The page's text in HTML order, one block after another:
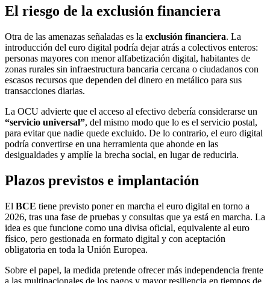
El riesgo de la exclusión financiera
Otra de las amenazas señaladas es la exclusión financiera. La
introducción del euro digital podría dejar atrás a colectivos enteros:
personas mayores con menor alfabetización digital, habitantes de
zonas rurales sin infraestructura bancaria cercana o ciudadanos con
escasos recursos que dependen del dinero en metálico para sus
transacciones diarias.
La OCU advierte que el acceso al efectivo debería considerarse un
“servicio universal”, del mismo modo que lo es el servicio postal,
para evitar que nadie quede excluido. De lo contrario, el euro digital
podría convertirse en una herramienta que ahonde en las
desigualdades y amplíe la brecha social, en lugar de reducirla.
Plazos previstos e implantación
El BCE tiene previsto poner en marcha el euro digital en torno a
2026, tras una fase de pruebas y consultas que ya está en marcha. La
idea es que funcione como una divisa oficial, equivalente al euro
físico, pero gestionada en formato digital y con aceptación
obligatoria en toda la Unión Europea.
Sobre el papel, la medida pretende ofrecer más independencia frente
a las multinacionales de los pagos y mayor resiliencia en tiempos de